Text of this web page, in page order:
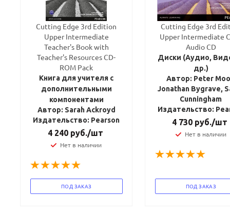
Cutting Edge 3rd Edition
Upper Intermediate
Teacher's Book with
Teacher's Resources CD-
ROM Pack
Книга для учителя с
дополнительными
компонентами
Автор: Sarah Ackroyd
Издательство: Pearson
4 240руб./шт
Нет в наличии
ПОД ЗАКАЗ
Cutting Edge 3rd
Upper Intermediate
Audio CD
Диски (Аудио,
др.)
Автор: Peter
Jonathan Bygrave,
Cunningham
Издательство:
4 730 руб./шт
Нет в наличии
ПОД ЗАКАЗ